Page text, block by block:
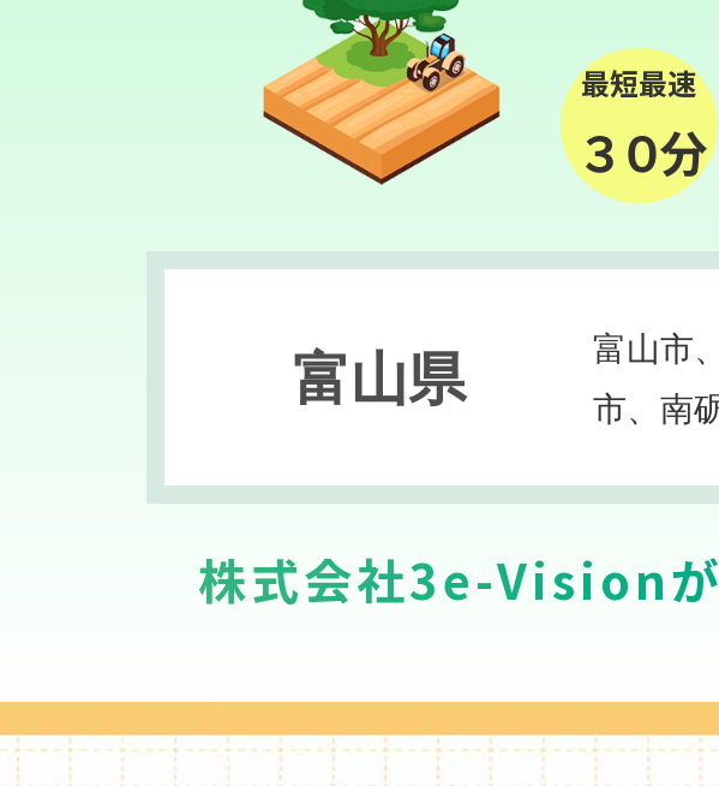
最短最速
３０分
富山県
富山市
市、南
株式会社3e-Visionが